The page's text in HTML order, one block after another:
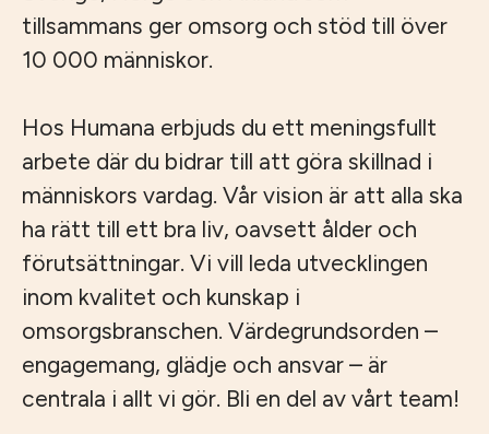
tillsammans ger omsorg och stöd till över
10 000 människor.
Hos Humana erbjuds du ett meningsfullt
arbete där du bidrar till att göra skillnad i
människors vardag. Vår vision är att alla ska
ha rätt till ett bra liv, oavsett ålder och
förutsättningar. Vi vill leda utvecklingen
inom kvalitet och kunskap i
omsorgsbranschen. Värdegrundsorden –
engagemang, glädje och ansvar – är
centrala i allt vi gör. Bli en del av vårt team!